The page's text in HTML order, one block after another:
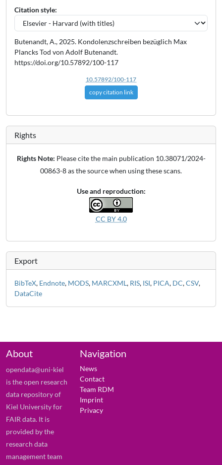
Citation style:
Butenandt, A., 2025. Kondolenzschreiben bezüglich Max
Plancks Tod von Adolf Butenandt.
https://doi.org/10.57892/100-117
10.57892/100-117
copy citation link
Rights
Rights Note: Please cite the main publication 10.38071/2024-
00863-8 as the source when using these scans.
Use and reproduction:
CC BY 4.0
Export
BibTeX, Endnote, MODS, MARCXML, RIS, ISI, PICA, DC,CSV,
DataCite
About
opendata@uni-kiel
is the open research
data repository of
Kiel University for
FAIR data. It is
provided by the
research data
management team
Navigation
News
Contact
Team RDM
Imprint
Privacy